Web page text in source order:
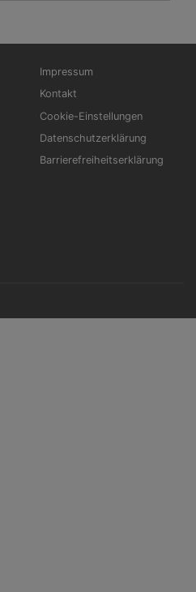
Fußbereichsmenü
Impressum
Kontakt
Cookie-Einstellungen
Datenschutzerklärung
Barrierefreiheitserklärung